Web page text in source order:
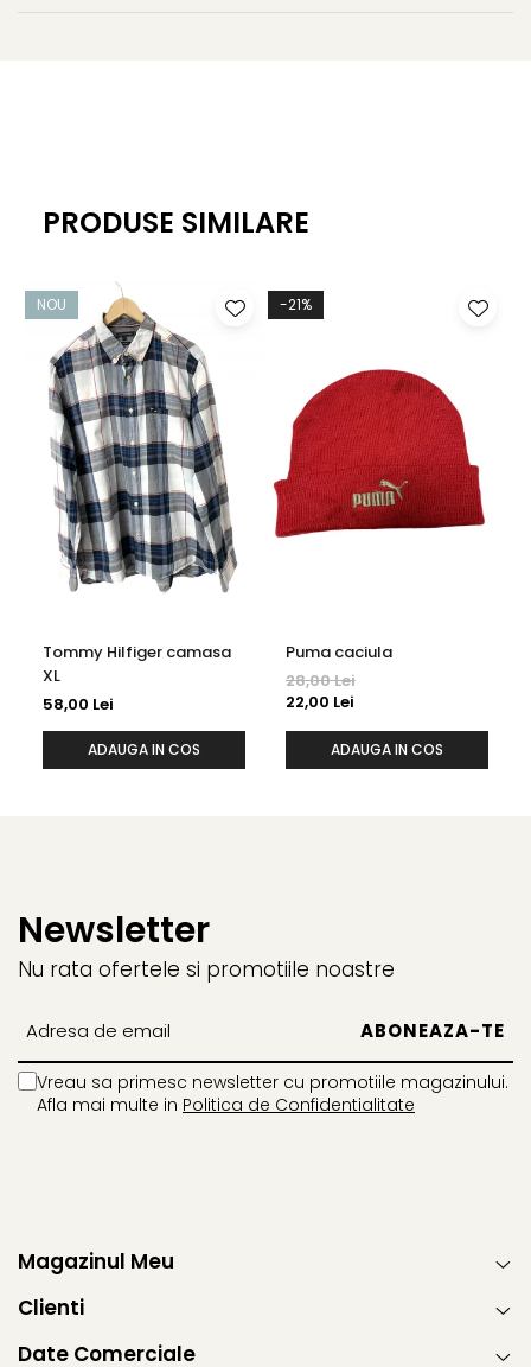
PRODUSE SIMILARE
NOU
Tommy Hilfiger camasa
XL
58,00 Lei
ADAUGA IN COS
-21%
Puma caciula
28,00 Lei
22,00 Lei
ADAUGA IN COS
Newsletter
Nu rata ofertele si promotiile noastre
Vreau sa primesc newsletter cu promotiile magazinului.
Afla mai multe in Politica de Confidentialitate
Magazinul Meu
Clienti
Date Comerciale